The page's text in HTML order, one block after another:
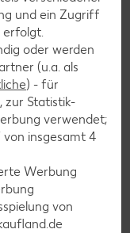
und ein Zugriff
erfolgt.
oder werden
(u.a. als
) - für
zur Statistik-
verwendet;
von insgesamt 4
Werbung
von